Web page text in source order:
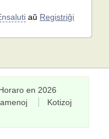
aŭ Registriĝi
en 2026
Kotizoj